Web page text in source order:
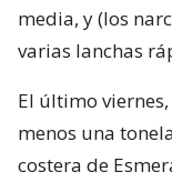
media, y (los
varias lanchas
El último
menos una
costera de